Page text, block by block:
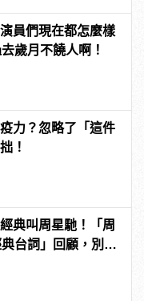
員們現在都怎麼樣
歲月不饒人啊！
力？忽略了「這件
！
典叫周星馳！「周
台詞」回顧，別說